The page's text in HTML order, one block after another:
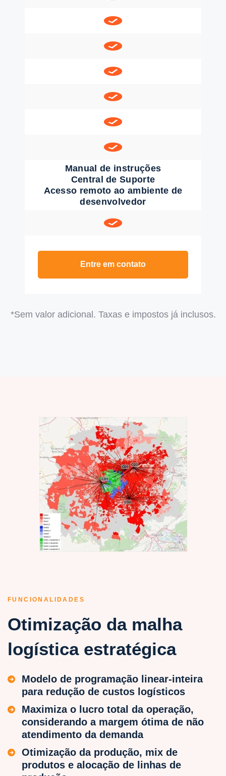
Manual de instruções
Central de Suporte
Acesso remoto ao ambiente de
desenvolvedor
Entre em contato
*Sem valor adicional. Taxas e impostos já inclusos.
FUNCIONALIDADES
Otimização da malha
logística estratégica
Modelo de programação linear-inteira
para redução de custos logísticos
Maximiza o lucro total da operação,
considerando a margem ótima de não
atendimento da demanda
Otimização da produção, mix de
produtos e alocação de linhas de